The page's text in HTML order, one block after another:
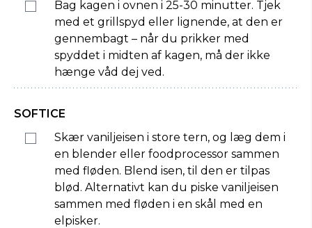
Bag kagen i ovnen i 25-30 minutter. Tjek
med et grillspyd eller lignende, at den er
gennembagt – når du prikker med
spyddet i midten af kagen, må der ikke
hænge våd dej ved.
SOFTICE
Skær vaniljeisen i store tern, og læg dem i
en blender eller foodprocessor sammen
med fløden. Blend isen, til den er tilpas
blød. Alternativt kan du piske vaniljeisen
sammen med fløden i en skål med en
elpisker.